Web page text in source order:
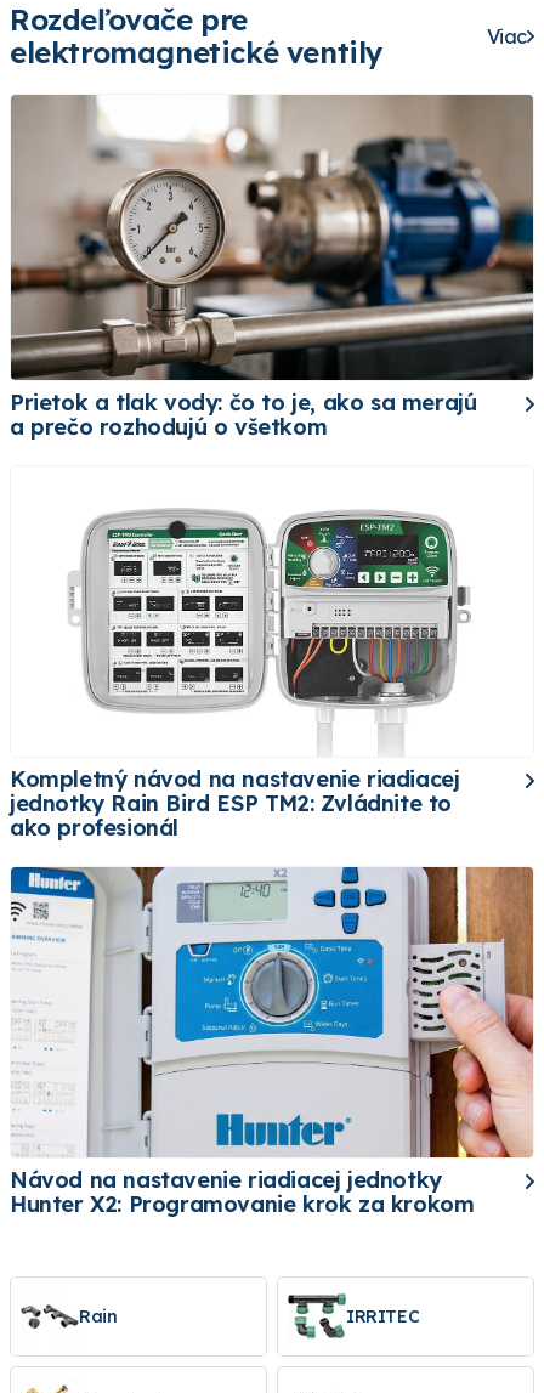
Rozdeľovače pre
elektromagnetické ventily
Viac
Prietok a tlak vody: čo to je, ako sa merajú
a prečo rozhodujú o všetkom
Kompletný návod na nastavenie riadiacej
jednotky Rain Bird ESP TM2: Zvládnite to
ako profesionál
Návod na nastavenie riadiacej jednotky
Hunter X2: Programovanie krok za krokom
Rain IRRITEC